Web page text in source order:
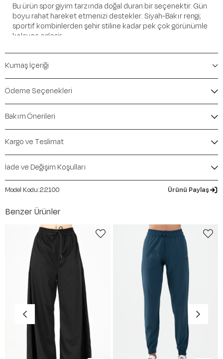
Bu ürün spor giyim tarzında doğal duran bir seçenektir. Gün
boyu rahat hareket etmenizi destekler. Siyah-Bakır rengi;
sportif kombinlerden şehir stiline kadar pek çok görünümle
kolayca eşleşir.
Öne Çıkan Detaylar
Marka:Maraton
Renk:Siyah-Bakır
Kalıp / Form:
Mevsim:İlkbahar-Yaz
Kumaş İçeriği
Ödeme Seçenekleri
Bakım Önerileri
Kargo ve Teslimat
İade ve Değişim Koşulları
22100 Ürünü Paylaş
Benzer Ürünler